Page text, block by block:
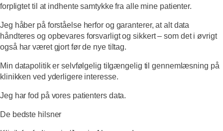
forpligtet til at indhente samtykke fra alle mine patienter.
Jeg håber på forståelse herfor og garanterer, at alt data
håndteres og opbevares forsvarligt og sikkert – som det i øvrigt
også har været gjort før de nye tiltag.
Min datapolitik er selvfølgelig tilgængelig til gennemlæsning på
klinikken ved yderligere interesse.
Jeg har fod på vores patienters data.
De bedste hilsner